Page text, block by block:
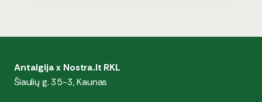
Antalgija x Nostra.lt RKL
Šiaulių g. 35-3, Kaunas